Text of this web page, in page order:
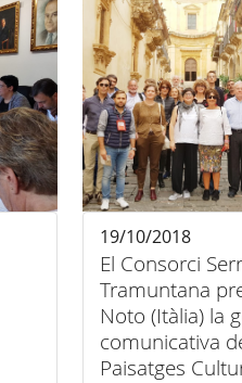
El Consorci
Tramuntana
Noto (Itàlia) la
comunicativa
Paisatges
19/10/2018